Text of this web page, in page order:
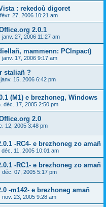
: rekedoù digoret
27, 2006 10:21 am
2.0.1
janv. 27, 2006 11:27 am
mammenn: PCInpact)
janv. 17, 2006 9:17 am
staliañ ?
15, 2006 6:42 pm
(M1) e brezhoneg, Windows
déc. 17, 2005 2:50 pm
2.0
12, 2005 3:48 pm
-RC4- e brezhoneg zo amañ
déc. 11, 2005 10:01 am
-RC1- e brezhoneg zo amañ
déc. 07, 2005 5:17 pm
-m142- e brezhoneg amañ
nov. 23, 2005 9:28 am